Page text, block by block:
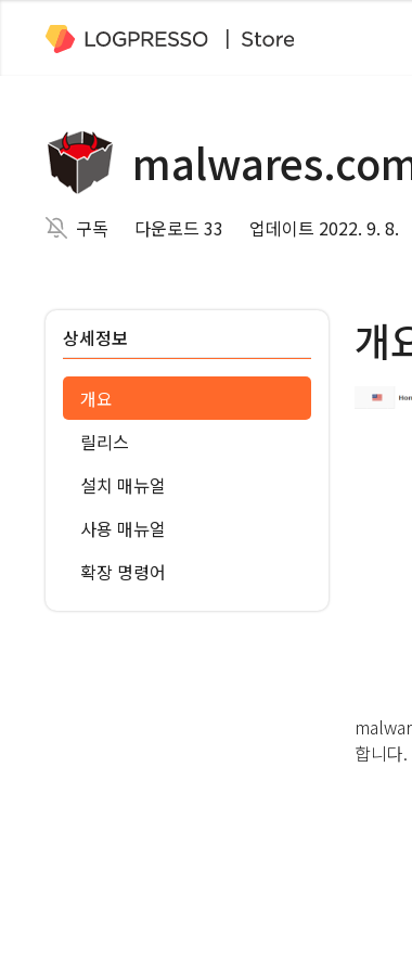
구독 다운로드 33 업데이트 2022. 9. 8.
상세정보
개요
릴리스
설치 매뉴얼
사용 매뉴얼
확장 명령어
개
합니다.